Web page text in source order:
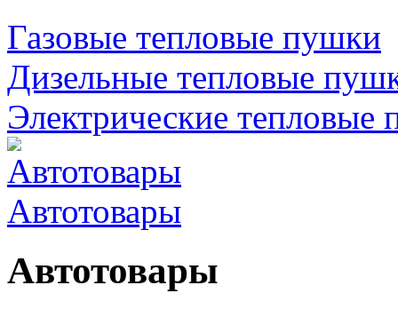
Газовые тепловые пушки
Дизельные тепловые
Электрические тепловые
Автотовары
Автотовары